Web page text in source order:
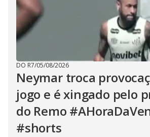
DO R7/05/08/2026
Neymar troca
jogo e é xingado pelo
do Remo
#shorts